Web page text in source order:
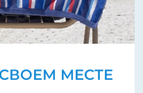
МЕСТЕ